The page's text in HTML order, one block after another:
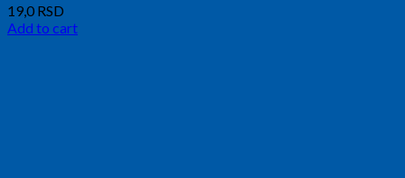
19,0 RSD
Add to cart